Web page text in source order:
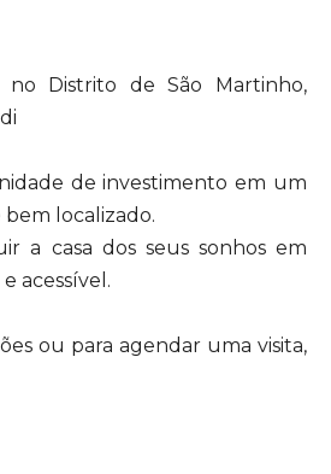
no Distrito de São Martinho,
de investimento em um
localizado.
a casa dos seus sonhos em
acessível.
ou para agendar uma visita,